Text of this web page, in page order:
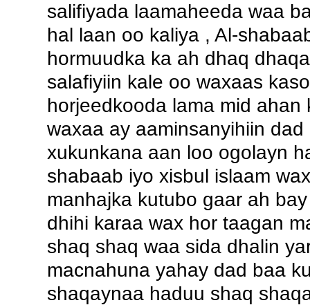
salifiyada laamaheeda waa
hal laan oo kaliya , Al-
hormuudka ka ah dhaq
salafiyiin kale oo waxaas
horjeedkooda lama mid
waxaa ay aaminsanyihiin
xukunkana aan loo ogolayn
shabaab iyo xisbul islaam
manhajka kutubo gaar ah
dhihi karaa wax hor taagan
shaq shaq waa sida dhalin
macnahuna yahay dad baa
shaqaynaa haduu shaq